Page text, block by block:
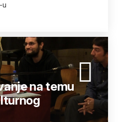
u
na temu